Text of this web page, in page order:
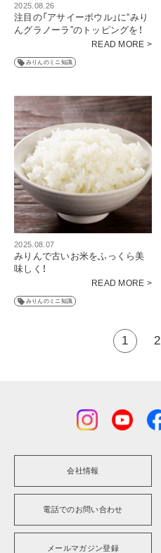
2025.08.26
注目の「アサイーボウル」に“みり
んグラノーラ”のトッピングを！
READ MORE >
みりんのミニ知識
2025.08.07
みりんで古いお米をふっくら美
味しく！
READ MORE >
みりんのミニ知識
1 2
会社情報
電話でのお問い合わせ
メールマガジン登録